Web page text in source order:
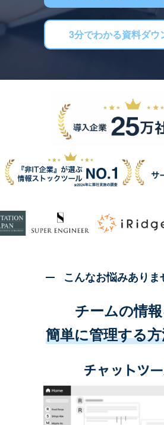
3分でわかる資料ダウ
こんなお悩みありま
チームの情報
簡単に管理する